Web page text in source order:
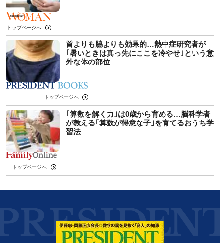
トップページへ
首よりも脇よりも効果的…熱中症研究者が
｢暑いときは真っ先にここを冷やせ｣という意
外な体の部位
トップページへ
｢算数を解く力｣は0歳から育める…脳科学者
が教える｢算数が得意な子｣を育てるおうち学
習法
トップページへ